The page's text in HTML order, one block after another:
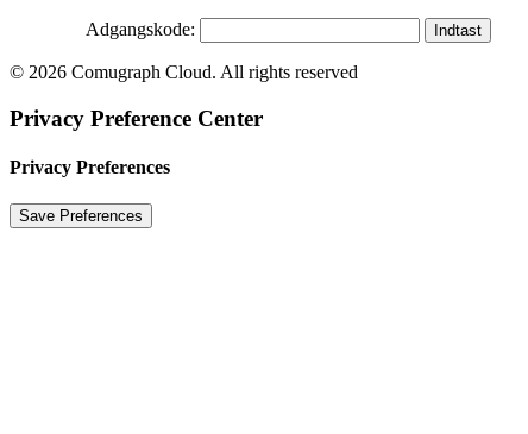
Adgangskode:
© 2026 Comugraph Cloud. All rights reserved
Privacy Preference Center
Privacy Preferences